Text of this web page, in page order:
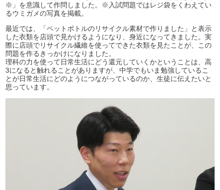
※」を意識して作問しました。※入試問題ではレジ袋をくわえてい
るウミガメの写真を掲載。
最近では、「ペットボトルのリサイクル素材で作りました」と表示
した衣類を店頭で見かけるようになり、身近になってきました。実
際に店頭でリサイクル繊維を使ってできた衣類を見たことが、この
問題を作るきっかけになりました。
理科の力を使って日常生活にどう還元していくかということは、高
3になると触れることがありますが、中学でもいま勉強しているこ
とが日常生活にどのようにつながっているのか、生徒に伝えたいと
思っています。